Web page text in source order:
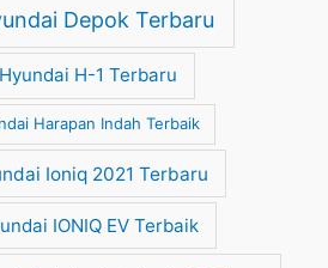
Depok Terbaru
H-1 Terbaru
Harapan Indah Terbaik
Ioniq 2021 Terbaru
IONIQ EV Terbaik